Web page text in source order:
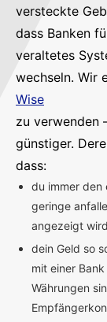
versteckte
dass Banken
veraltetes
wechseln. Wir
Wise
zu verwenden
günstiger.
dass:
du immer den
geringe
angezeigt
dein Geld so
mit einer
Währungen